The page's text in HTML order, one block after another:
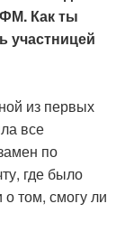
Как ты
участницей
из первых
все
по
где было
том, смогу ли